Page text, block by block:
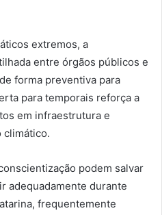
extremos, a
entre órgãos públicos e
forma preventiva para
para temporais reforça a
em infraestrutura e
climático.
podem salvar
adequadamente durante
frequentemente